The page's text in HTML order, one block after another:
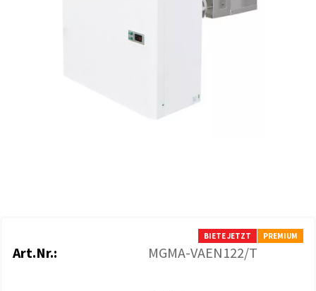
BIETE JETZT PREMIUM
Art.Nr.: MGMA-VAEN122/T